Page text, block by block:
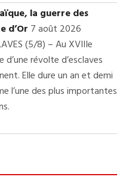
la guerre des
d’Or 7 août 2026
(5/8) – Au XVIIIe
révolte d’esclaves
Elle dure un an et demi
l’une des plus importantes